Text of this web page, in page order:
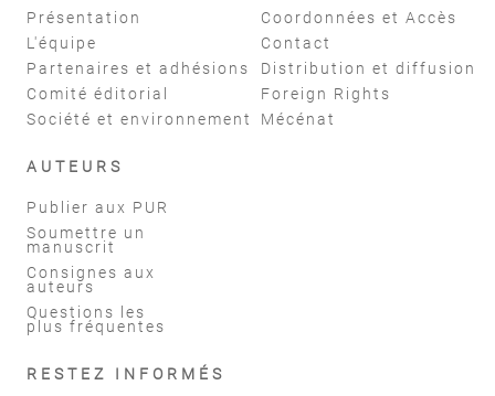
Présentation
L'équipe
Partenaires et adhésions
Comité éditorial
Société et environnement
Coordonnées et Accès
Contact
Distribution et diffusion
Foreign Rights
Mécénat
AUTEURS
Publier aux PUR
Soumettre un
manuscrit
Consignes aux
auteurs
Questions les
plus fréquentes
RESTEZ INFORMÉS